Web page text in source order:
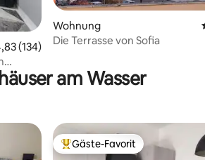
Bewertung: 4,83 von 5,
(134)
Wohnung
Die Terrasse von Sofia
am Wasser
Beliebter Gäste-Favorit.
Gäste-Favorit